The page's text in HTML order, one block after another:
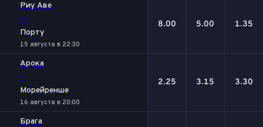
Риу Аве
-
Порту
15 августа в 22:30
8.00 5.00 1.35
Арока
-
Морейренше
16 августа в 20:00
2.25 3.15 3.30
Брага